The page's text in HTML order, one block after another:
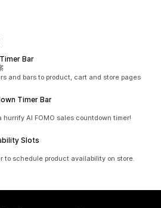
Bar
and bars to product, cart and store pages
Timer Bar
AI FOMO sales countdown timer!
Slots
to schedule product availability on store.